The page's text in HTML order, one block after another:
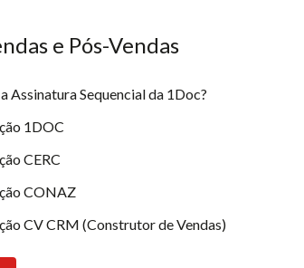
e Pós-Vendas
Assinatura Sequencial da 1Doc?
1DOC
CERC
CONAZ
CV CRM (Construtor de Vendas)